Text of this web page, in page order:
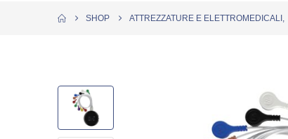
SHOP ATTREZZATURE E ELETTROMEDICALI